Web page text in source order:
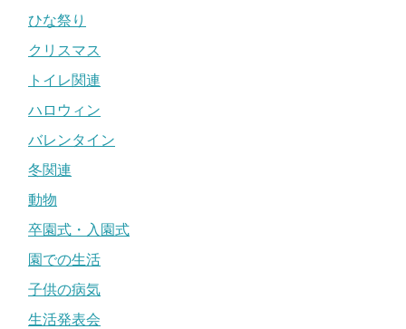
ひな祭り
クリスマス
トイレ関連
ハロウィン
バレンタイン
冬関連
動物
卒園式・入園式
園での生活
子供の病気
生活発表会